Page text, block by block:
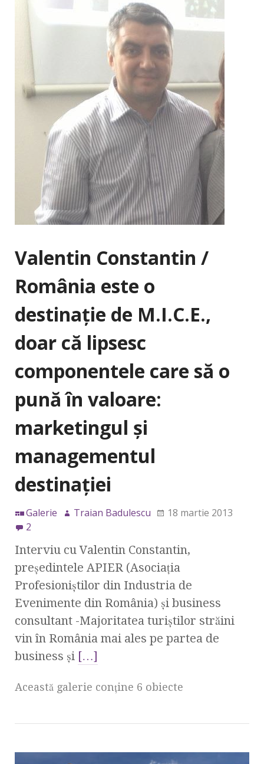
Valentin Constantin /
România este o
destinaţie de M.I.C.E.,
doar că lipsesc
componentele care să o
pună în valoare:
marketingul şi
managementul
destinaţiei
Galerie Traian Badulescu
18 martie 2013
2
Interviu cu Valentin Constantin,
preşedintele APIER (Asociaţia
Profesioniştilor din Industria de
Evenimente din România) şi business
consultant -Majoritatea turiştilor străini
vin în România mai ales pe partea de
business şi […]
Această galerie conţine 6 obiecte